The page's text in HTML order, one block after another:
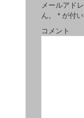
メールアド
ん。
* が付
コメント